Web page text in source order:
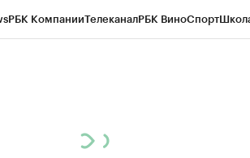
РБК КомпанииТелеканалРБК ВиноСпорт